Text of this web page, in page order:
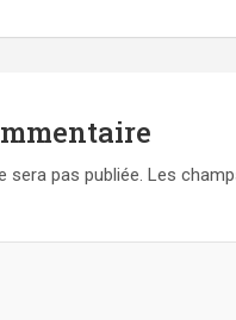
sera pas publiée. Les